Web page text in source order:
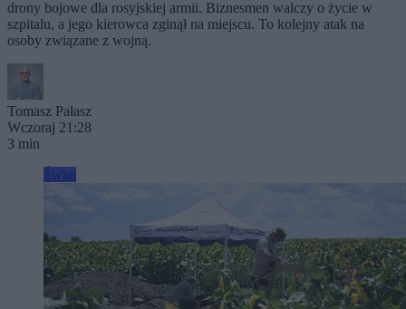
drony bojowe dla rosyjskiej armii. Biznesmen walczy o życie w
szpitalu, a jego kierowca zginął na miejscu. To kolejny atak na
osoby związane z wojną.
Tomasz Pałasz
Wczoraj 21:28
3 min